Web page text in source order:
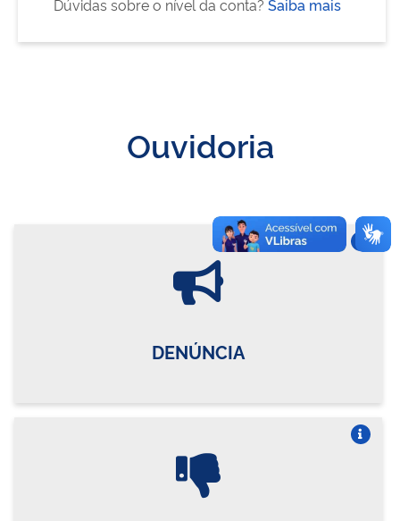
Dúvidas sobre o nível da conta? Saiba mais
Ouvidoria
DENÚNCIA